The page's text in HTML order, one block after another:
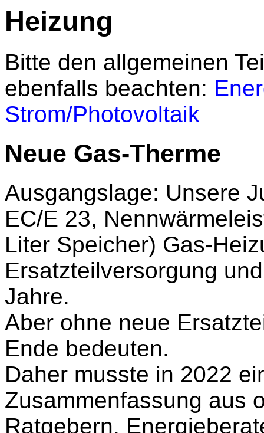
Heizung
Bitte den allgemeinen
ebenfalls beachten:
Strom/Photovoltaik
Neue Gas-Therme
Ausgangslage: Unsere
EC/E 23,
Liter Speicher) Gas-
Ersatzteilversorgung
Jahre.
Aber ohne neue
Ende bedeuten.
Daher musste in 2022
Zusammenfassung aus
Ratgebern,